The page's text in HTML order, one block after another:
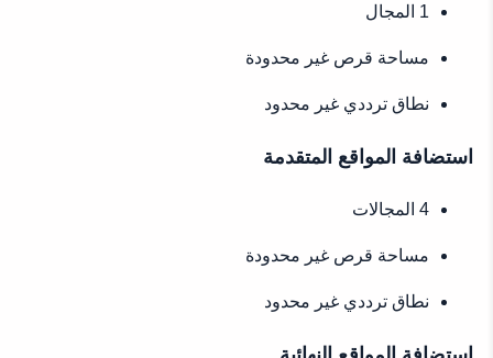
1 المجال
مساحة قرص غير محدودة
نطاق ترددي غير محدود
استضافة المواقع المتقدمة
4 المجالات
مساحة قرص غير محدودة
نطاق ترددي غير محدود